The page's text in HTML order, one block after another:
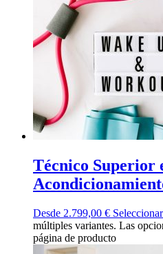
Técnico Superior
Desde 2.799,00 €
múltiples variantes. Las
página de producto